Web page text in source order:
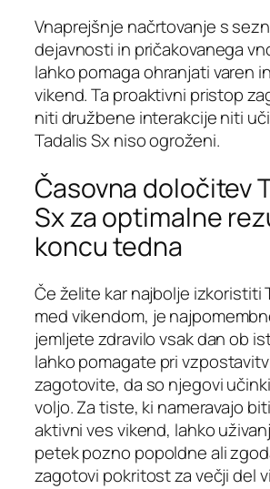
Vnaprejšnje načrtovanje s
dejavnosti in pričakovanega
lahko pomaga ohranjati varen
vikend. Ta proaktivni pristop
niti družbene interakcije niti
Tadalis Sx niso ogroženi.
Časovna določitev
Sx za optimalne
koncu tedna
Če želite kar najbolje izkoristiti
med vikendom, je
jemljete zdravilo vsak dan ob
lahko pomagate pri
zagotovite, da so njegovi
voljo. Za tiste, ki nameravajo
aktivni ves vikend, lahko
petek pozno popoldne ali
zagotovi pokritost za večji del